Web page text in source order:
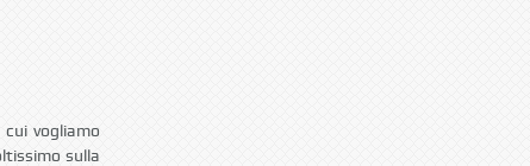
vogliamo
sulla